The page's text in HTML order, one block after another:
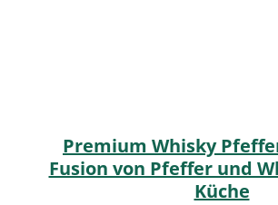
Premium Whisky
Fusion von Pfeffer und
Küche